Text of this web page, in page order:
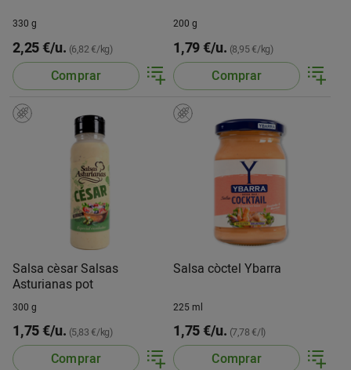
330 g
2,25 €/u. (6,82 €/kg)
Comprar
200 g
1,79 €/u. (8,95 €/kg)
Comprar
Salsa cèsar Salsas
Asturianas pot
300 g
1,75 €/u. (5,83 €/kg)
Comprar
Salsa còctel Ybarra
225 ml
1,75 €/u. (7,78 €/l)
Comprar